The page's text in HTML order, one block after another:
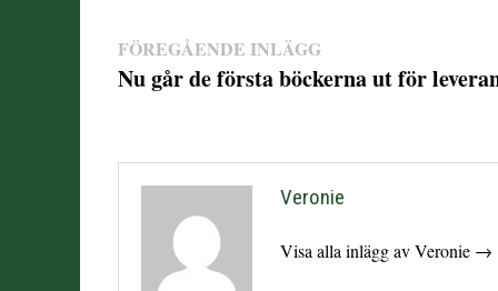
Inläggsnavigering
FÖREGÅENDE INLÄGGFöregående
inlägg:
Nu går de första böckerna ut för
Veronie
Visa alla inlägg av Veronie →